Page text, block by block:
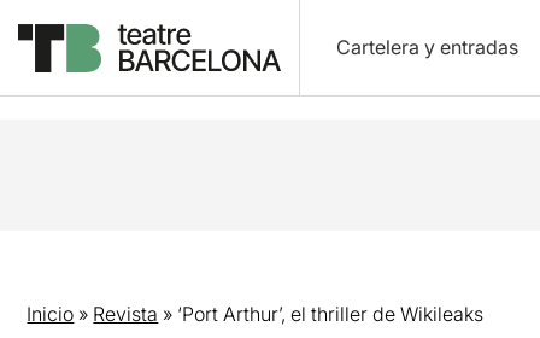
Cartelera y entradas
Inicio » Revista » ‘Port Arthur’, el thriller de Wikileaks